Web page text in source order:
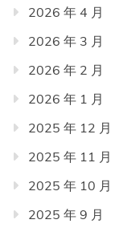
2026 年 4 月
2026 年 3 月
2026 年 2 月
2026 年 1 月
2025 年 12 月
2025 年 11 月
2025 年 10 月
2025 年 9 月